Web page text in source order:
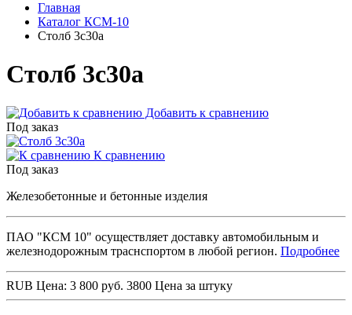
Главная
Каталог КСМ-10
Столб 3с30а
Столб 3с30а
Добавить к сравнению
Под заказ
К сравнению
Под заказ
Железобетонные и бетонные изделия
ПАО "КСМ 10" осуществляет доставку автомобильным и
железнодорожным траснспортом в любой регион. Подробнее
RUB Цена: 3 800 руб. 3800 Цена за штуку